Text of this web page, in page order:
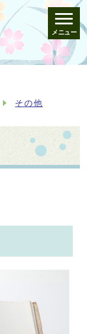
メニュー
その他